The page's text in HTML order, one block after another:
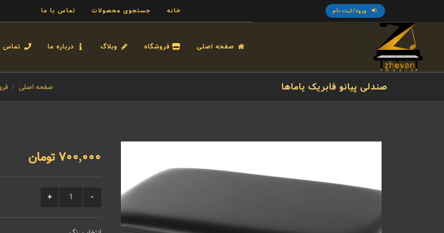
ورود/ثبت نام خانه جستجوی محصولات تماس با ما
صفحه اصلی فروشگاه وبلاگ درباره ما تماس
صندلی پیانو فابریک یاماها صفحه اصلی
700,000 تومان